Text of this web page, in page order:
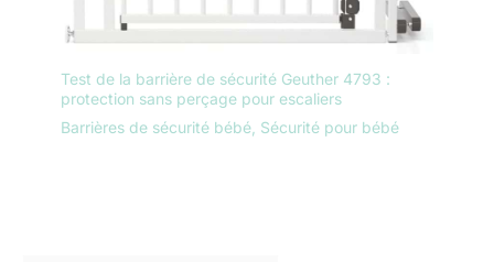
Test de la barrière de sécurité Geuther 4793 :
protection sans perçage pour escaliers
Barrières de sécurité bébé Sécurité pour bébé